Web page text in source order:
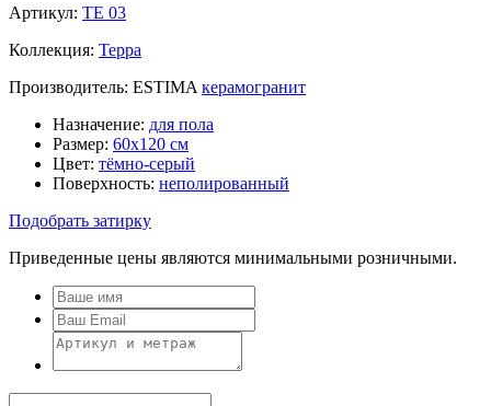
Артикул: TE 03
Коллекция: Терра
Производитель: ESTIMA керамогранит
Назначение: для пола
Размер: 60х120 см
Цвет: тёмно-серый
Поверхность: неполированный
Подобрать затирку
Приведенные цены являются минимальными розничными.